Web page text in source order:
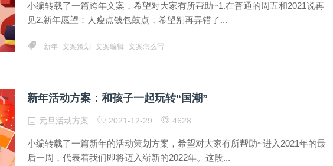
小编转载了一篇跨年文案，希望对大家有所帮助~1.在普通的周五和2021说再
见2.新年愿望：人瘦点钱包鼓点，希望别再弄错了...
新年 文案策划 文案编辑 文案怎么写
新年活动方案：和孩子一起玩转“国潮”
元旦活动方案 2021-12-29 4628
小编转载了一篇新年的活动策划方案，希望对大家有所帮助~进入2021年的最
后一周，代表着我们即将迈入崭新的2022年。这段...